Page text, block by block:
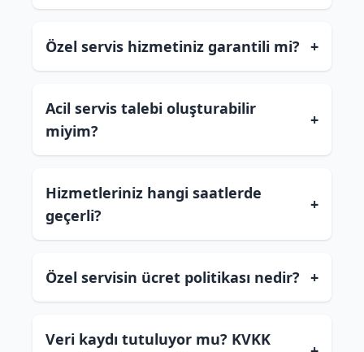
Özel servis hizmetiniz garantili mi? +
Acil servis talebi oluşturabilir
miyim?
+
Hizmetleriniz hangi saatlerde
geçerli?
+
Özel servisin ücret politikası nedir? +
Veri kaydı tutuluyor mu? KVKK